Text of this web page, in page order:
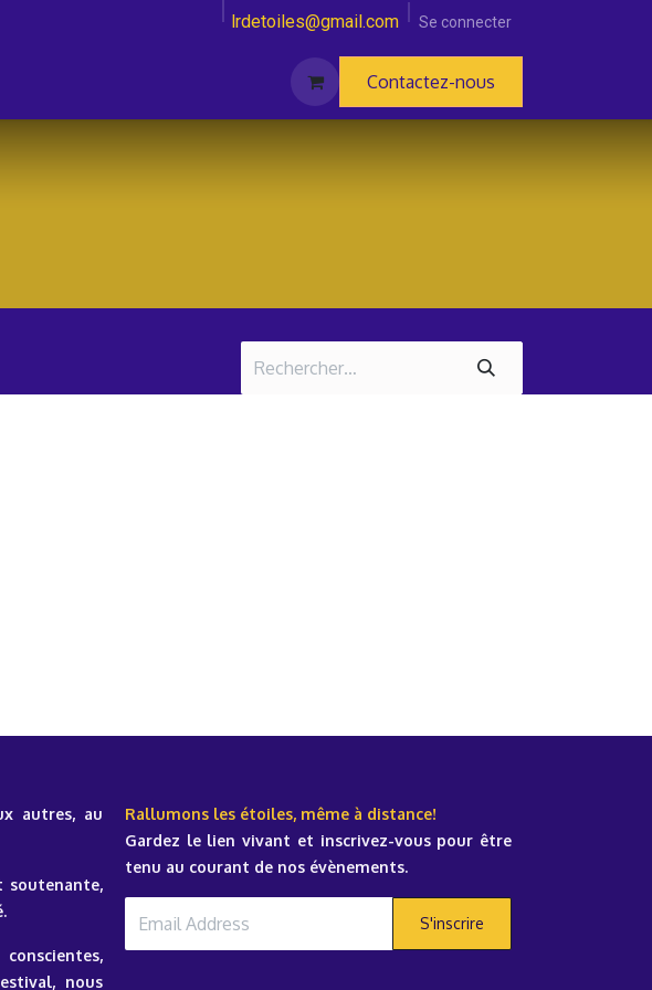
lrdetoiles@gmail.com Se connecter
Contactez-nous
autres, au
soutenante,
nous
Rallumons les étoiles, même à distance!
Gardez le lien vivant et inscrivez-vous pour être
tenu au courant de nos évènements.
S'inscrire